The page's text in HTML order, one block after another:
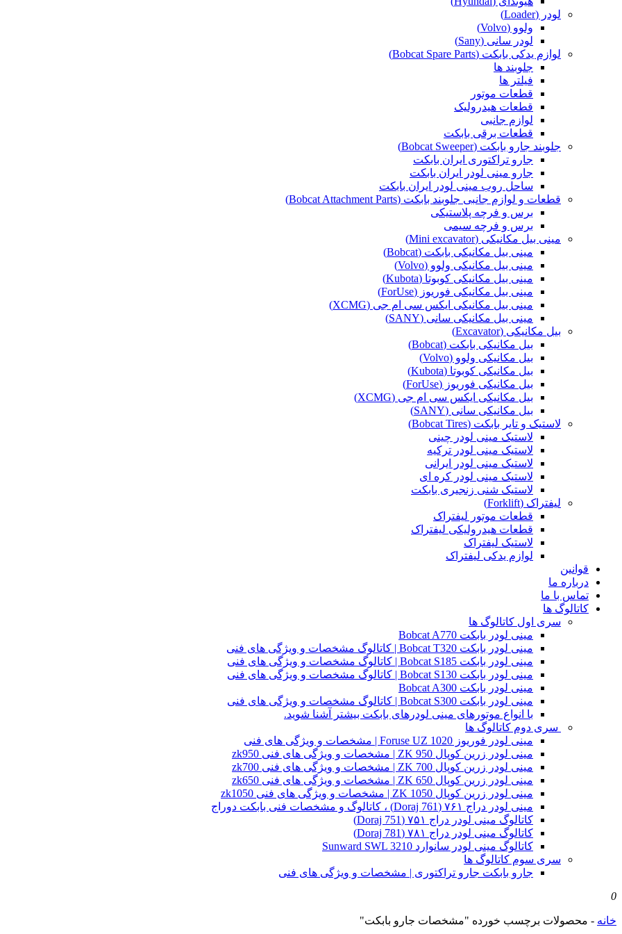
لودر (Loader)
ولوو (Volvo)
لودر سانی (Sany)
لوازم یدکی بابکت (Bobcat Spare Parts)
جلوبند ها
فیلتر ها
قطعات موتور
قطعات هیدرولیک
لوازم جانبی
قطعات برقی بابکت
جلوبند جارو بابکت (Bobcat Sweeper)
جارو تراکتوری ایران بابکت
جارو مینی لودر ایران بابکت
ساحل روب مینی لودر ایران بابکت
قطعات و لوازم جانبی جلوبند بابکت (Bobcat Attachment Parts)
برس و فرچه پلاستیکی
برس و فرچه سیمی
مینی بیل مکانیکی (Mini excavator)
مینی بیل مکانیکی بابکت (Bobcat)
مینی بیل مکانیکی ولوو (Volvo)
مینی بیل مکانیکی کوبوتا (Kubota)
مینی بیل مکانیکی فوریوز (ForUse)
مینی بیل مکانیکی ایکس سی ام جی (XCMG)
مینی بیل مکانیکی سانی (SANY)
بیل مکانیکی (Excavator)
بیل مکانیکی بابکت (Bobcat)
بیل مکانیکی ولوو (Volvo)
بیل مکانیکی کوبوتا (Kubota)
بیل مکانیکی فوریوز (ForUse)
بیل مکانیکی ایکس سی ام جی (XCMG)
بیل مکانیکی سانی (SANY)
لاستیک و تایر بابکت (Bobcat Tires)
لاستیک مینی لودر چینی
لاستیک مینی لودر ترکیه
لاستیک مینی لودر ایرانی
لاستیک مینی لودر کره ای
لاستیک شنی زنجیری بابکت
لیفتراک (Forklift)
قطعات موتور لیفتراک
قطعات هیدرولیکی لیفتراک
لاستیک لیفتراک
لوازم یدکی لیفتراک
قوانین
درباره ما
تماس با ما
کاتالوگ ها
سری اول کاتالوگ ها
مینی لودر بابکت Bobcat A770
مینی لودر بابکت Bobcat T320 | کاتالوگ مشخصات و ویژگی های فنی
مینی لودر بابکت Bobcat S185 | کاتالوگ مشخصات و ویژگی های فنی
مینی لودر بابکت Bobcat S130 | کاتالوگ مشخصات و ویژگی های فنی
مینی لودر بابکت Bobcat A300
مینی لودر بابکت Bobcat S300 | کاتالوگ مشخصات و ویژگی های فنی
با انواع موتورهای مینی لودرهای بابکت بیشتر آشنا شوید.
سری دوم کاتالوگ ها
مینی لودر فوریوز Foruse UZ 1020 | مشخصات و ویژگی های فنی
مینی لودر زرین کوپال ZK 950 | مشخصات و ویژگی های فنی zk950
مینی لودر زرین کوپال ZK 700 | مشخصات و ویژگی های فنی zk700
مینی لودر زرین کوپال ZK 650 | مشخصات و ویژگی های فنی zk650
مینی لودر زرین کوپال ZK 1050 | مشخصات و ویژگی های فنی zk1050
مینی لودر دراج ۷۶۱ (Doraj 761) ، کاتالوگ و مشخصات فنی بابکت دوراج
کاتالوگ مینی لودر دراج ۷۵۱ (Doraj 751)
کاتالوگ مینی لودر دراج ۷۸۱ (Doraj 781)
کاتالوگ مینی لودر سانوارد Sunward SWL 3210
سری سوم کاتالوگ ها
جارو بابکت جارو تراکتوری | مشخصات و ویژگی های فنی
0
خانه - محصولات برچسب خورده "مشخصات جارو بابکت"